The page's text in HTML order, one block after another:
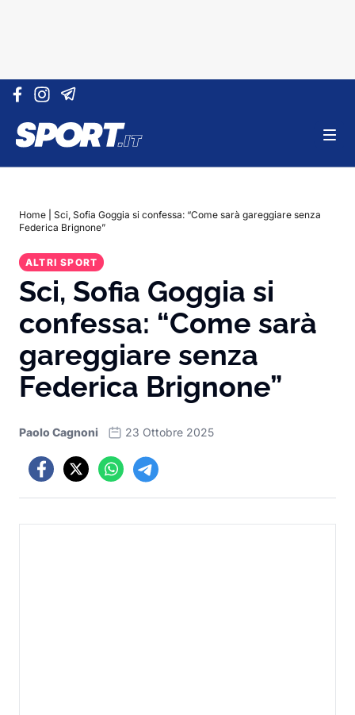
Vai al contenuto
Home
Sci, Sofia Goggia si confessa: “Come sarà gareggiare senza
Federica Brignone”
ALTRI SPORT
Sci, Sofia Goggia si
confessa: “Come sarà
gareggiare senza
Federica Brignone”
Paolo Cagnoni 23 Ottobre 2025